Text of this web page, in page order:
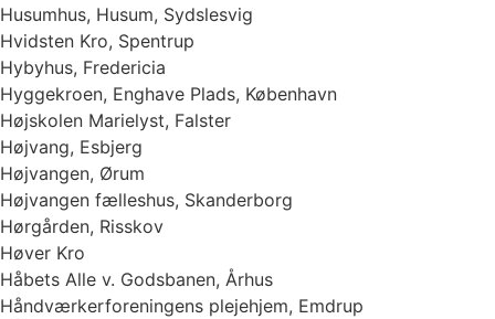
Husumhus, Husum, Sydslesvig
Hvidsten Kro, Spentrup
Hybyhus, Fredericia
Hyggekroen, Enghave Plads, København
Højskolen Marielyst, Falster
Højvang, Esbjerg
Højvangen, Ørum
Højvangen fælleshus, Skanderborg
Hørgården, Risskov
Høver Kro
Håbets Alle v. Godsbanen, Århus
Håndværkerforeningens plejehjem, Emdrup